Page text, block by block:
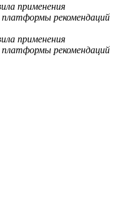
применения
рекомендаций
применения
рекомендаций